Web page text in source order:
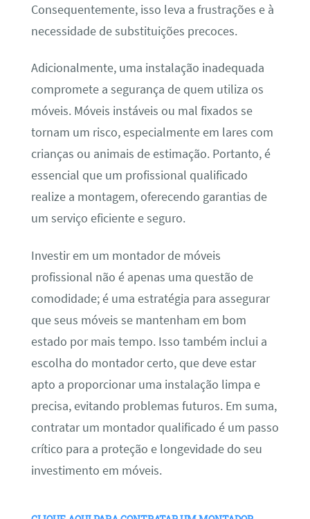
Consequentemente, isso leva a frustrações e à
necessidade de substituições precoces.
Adicionalmente, uma instalação inadequada
compromete a segurança de quem utiliza os
móveis. Móveis instáveis ou mal fixados se
tornam um risco, especialmente em lares com
crianças ou animais de estimação. Portanto, é
essencial que um profissional qualificado
realize a montagem, oferecendo garantias de
um serviço eficiente e seguro.
Investir em um montador de móveis
profissional não é apenas uma questão de
comodidade; é uma estratégia para assegurar
que seus móveis se mantenham em bom
estado por mais tempo. Isso também inclui a
escolha do montador certo, que deve estar
apto a proporcionar uma instalação limpa e
precisa, evitando problemas futuros. Em suma,
contratar um montador qualificado é um passo
crítico para a proteção e longevidade do seu
investimento em móveis.